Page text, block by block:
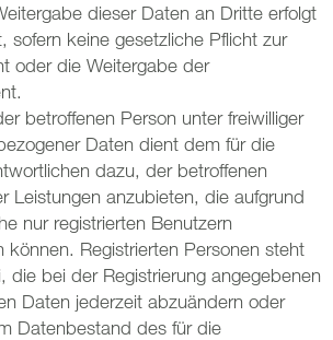
dieser Daten an Dritte erfolgt
sofern keine gesetzliche Pflicht zur
oder die Weitergabe der
betroffenen Person unter freiwilliger
Daten dient dem für die
dazu, der betroffenen
Leistungen anzubieten, die aufgrund
nur registrierten Benutzern
Registrierten Personen steht
die bei der Registrierung angegebenen
Daten jederzeit abzuändern oder
Datenbestand des für die